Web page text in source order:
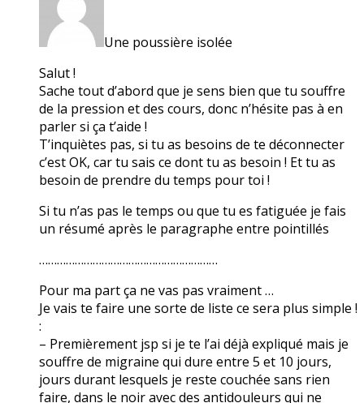
Une poussière isolée
Salut !
Sache tout d’abord que je sens bien que tu souffre
de la pression et des cours, donc n’hésite pas à en
parler si ça t’aide !
T’inquiètes pas, si tu as besoins de te déconnecter
c’est OK, car tu sais ce dont tu as besoin ! Et tu as
besoin de prendre du temps pour toi !
Si tu n’as pas le temps ou que tu es fatiguée je fais
un résumé après le paragraphe entre pointillés
……………………………………………………
Pour ma part ça ne vas pas vraiment …
Je vais te faire une sorte de liste ce sera plus simple !
:
– Premièrement jsp si je te l’ai déjà expliqué mais je
souffre de migraine qui dure entre 5 et 10 jours,
jours durant lesquels je reste couchée sans rien
faire, dans le noir avec des antidouleurs qui ne